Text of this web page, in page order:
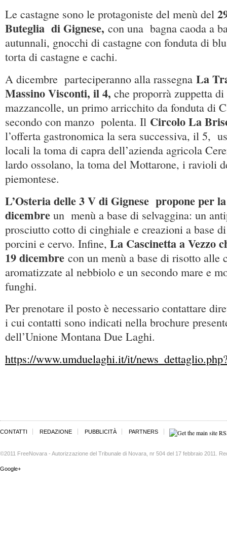
Le castagne sono le protagoniste del menù del
Buteglia di Gignese, con una bagna caoda a
autunnali, gnocchi di castagne con fonduta di
torta di castagne e cachi.
A dicembre parteciperanno alla rassegna La
Massino Visconti, il 4, che proporrà zuppetta
mazzancolle, un primo arricchito da fonduta di
secondo con manzo polenta. Il Circolo La
l’offerta gastronomica la sera successiva, il 5,
locali la toma di capra dell’azienda agricola
lardo ossolano, la toma del Mottarone, i ravioli
piemontese.
L’Osteria delle 3 V di Gignese propone per
dicembre un menù a base di selvaggina: un
prosciutto cotto di cinghiale e creazioni a base
porcini e cervo. Infine, La Cascinetta a Vezzo
19 dicembre con un menù a base di risotto alle
aromatizzate al nebbiolo e un secondo mare e
funghi.
Per prenotare il posto è necessario contattare
i cui contatti sono indicati nella brochure
dell’Unione Montana Due Laghi.
https://www.umduelaghi.it/it/
CONTATTI REDAZIONE PUBBLICITÀ PARTNERS
©2011 FreeNovara - Autorizzazione del Tribunale di Novara, nr 504 del 17 febbraio 2011.
Google+